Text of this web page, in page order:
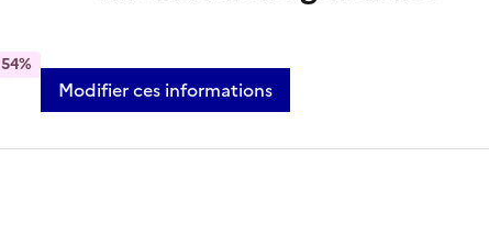
54%
Modifier ces informations